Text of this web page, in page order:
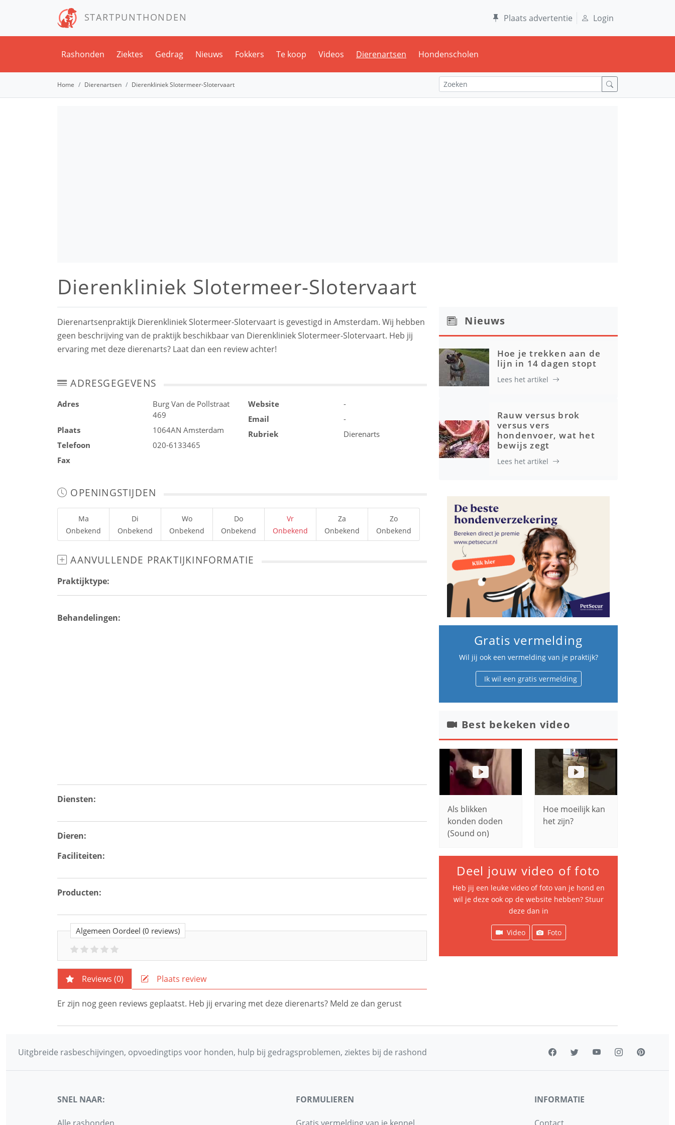
STARTPUNTHONDEN Plaats advertentie Login
Rashonden Ziektes Gedrag Nieuws Fokkers Te koop Videos Dierenartsen Hondenscholen
Home Dierenartsen Dierenkliniek Slotermeer-Slotervaart
Dierenkliniek Slotermeer-Slotervaart
Dierenartsenpraktijk Dierenkliniek Slotermeer-Slotervaart is gevestigd in Amsterdam. Wij hebben
geen beschrijving van de praktijk beschikbaar van Dierenkliniek Slotermeer-Slotervaart. Heb jij
ervaring met deze dierenarts? Laat dan een review achter!
ADRESGEGEVENS
Adres
Burg Van de Pollstraat
469
Plaats
1064AN Amsterdam
Telefoon
020-6133465
Fax
Website
-
Email
-
Rubriek
Dierenarts
OPENINGSTIJDEN
Ma
Onbekend
Di
Onbekend
Wo
Onbekend
Do
Onbekend
Vr
Onbekend
Za
Onbekend
Zo
Onbekend
AANVULLENDE PRAKTIJKINFORMATIE
Praktijktype:
Behandelingen:
Diensten:
Dieren:
Faciliteiten:
Producten:
Algemeen Oordeel (0 reviews)
Reviews (0) Plaats review
Er zijn nog geen reviews geplaatst. Heb jij ervaring met deze dierenarts? Meld ze dan gerust
Nieuws
Hoe je trekken aan de
lijn in 14 dagen stopt
Lees het artikel
Rauw versus brok
versus vers
hondenvoer, wat het
bewijs zegt
Lees het artikel
Gratis vermelding
Wil jij ook een vermelding van je praktijk?
Ik wil een gratis vermelding
Best bekeken video
Als blikken
konden doden
(Sound on)
Hoe moeilijk kan
het zijn?
Deel jouw video of foto
Heb jij een leuke video of foto van je hond en
wil je deze ook op de website hebben? Stuur
deze dan in
Video Foto
Uitgbreide rasbeschijvingen, opvoedingtips voor honden, hulp bij gedragsproblemen, ziektes bij de rashond
SNEL NAAR: FORMULIEREN INFORMATIE